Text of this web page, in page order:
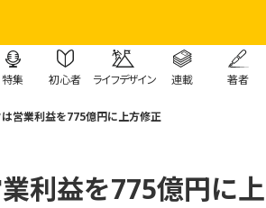
特集 初心者 ライフデザイン 連載 著者
営業利益を775億円に上方修正
利益を775億円に